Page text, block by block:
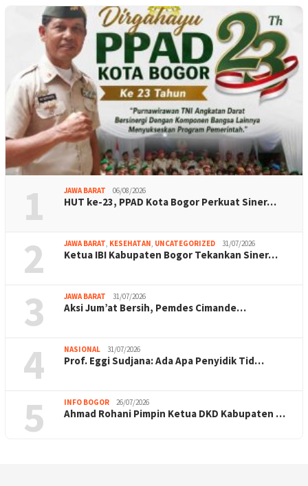
1 JAWA BARAT 06/08/2026
HUT ke-23, PPAD Kota Bogor Perkuat Siner…
2 JAWA BARAT, KESEHATAN, UNCATEGORIZED 31/07/2026
Ketua IBI Kabupaten Bogor Tekankan Siner…
3 JAWA BARAT 31/07/2026
Aksi Jum’at Bersih, Pemdes Cimande…
4 NASIONAL 31/07/2026
Prof. Eggi Sudjana: Ada Apa Penyidik Tid…
5 INFO BOGOR 26/07/2026
Ahmad Rohani Pimpin Ketua DKD Kabupaten …